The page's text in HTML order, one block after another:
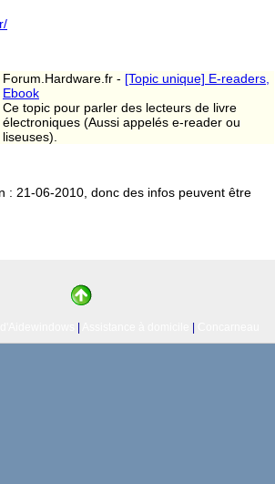
Forum.Hardware.fr - [Topic unique] E-readers,
Ebook
Ce topic pour parler des lecteurs de livre
électroniques (Aussi appelés e-reader ou
liseuses).
: 21-06-2010, donc des infos peuvent être